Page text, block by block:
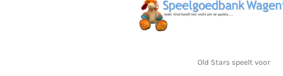
Old Stars speelt voor